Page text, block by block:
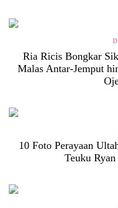
Ria Ricis Bongkar
Malas Antar-Jemput
10 Foto Perayaan
Teuku